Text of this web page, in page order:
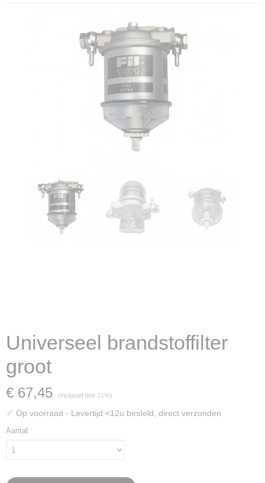
Universeel brandstoffilter
groot
€ 67,45 (inclusief btw 21%)
✓ Op voorraad - Levertijd <12u besteld, direct verzonden
Aantal